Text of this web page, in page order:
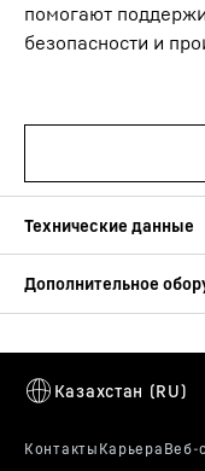
помогают
безопасности и
Макс. вылет
Области применения